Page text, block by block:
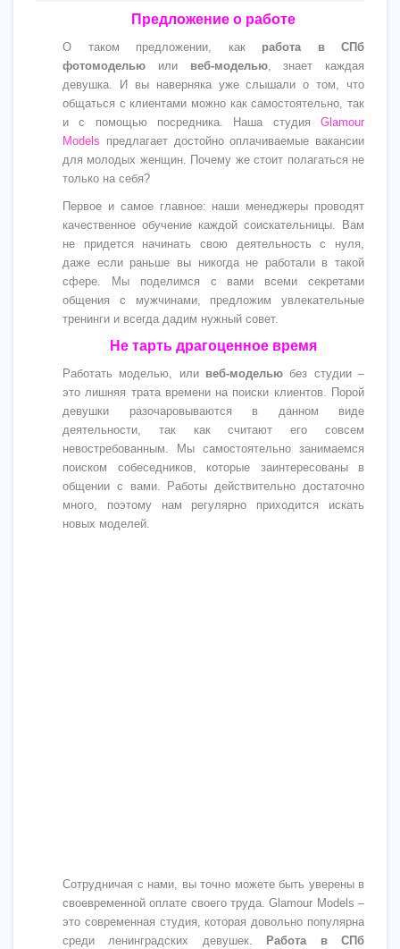
Предложение о работе
О таком предложении, как работа в СПб
фотомоделью или веб-моделью, знает каждая
девушка. И вы наверняка уже слышали о том, что
общаться с клиентами можно как самостоятельно, так
и с помощью посредника. Наша студия Glamour
Models предлагает достойно оплачиваемые вакансии
для молодых женщин. Почему же стоит полагаться не
только на себя?
Первое и самое главное: наши менеджеры проводят
качественное обучение каждой соискательницы. Вам
не придется начинать свою деятельность с нуля,
даже если раньше вы никогда не работали в такой
сфере. Мы поделимся с вами всеми секретами
общения с мужчинами, предложим увлекательные
тренинги и всегда дадим нужный совет.
Не тарть драгоценное время
Работать моделью, или веб-моделью без студии –
это лишняя трата времени на поиски клиентов. Порой
девушки разочаровываются в данном виде
деятельности, так как считают его совсем
невостребованным. Мы самостоятельно занимаемся
поиском собеседников, которые заинтересованы в
общении с вами. Работы действительно достаточно
много, поэтому нам регулярно приходится искать
новых моделей.
Сотрудничая с нами, вы точно можете быть уверены в
своевременной оплате своего труда. Glamour Models –
это современная студия, которая довольно популярна
среди ленинградских девушек.
Работа в СПб